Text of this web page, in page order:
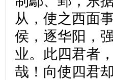
从，使之西面
侯，逐华阳，
业。此四君者
哉！向使四君